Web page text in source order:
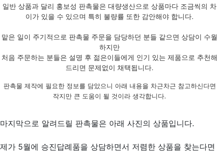
일반 상품과 달리 홍보성 판촉물은 대량생산으로 상품마다 조금씩의 차
이가 있을 수 있으며 특히 불량률 또한 감안해야 합니다.
맡은 일이 주기적으로 판촉물 주문을 담당하던 분들 같으면 상담이 수월
하지만
처음 주문하는 분들은 설명 후 젊은이들에게 인기 있는 제품으로 추천해
드리면 문제없이 채택됩니다.
판촉물 제작에 필요한 정보를 담았으니 아래 내용을 차근차근 참고하신다면
작지만 큰 도움이 될 것이라 생각합니다.
마지막으로 알려드릴 판촉물은 아래 사진의 상품입니다.
제가 5월에 승진답례품을 상담하면서 저렴한 상품을 찾는다면